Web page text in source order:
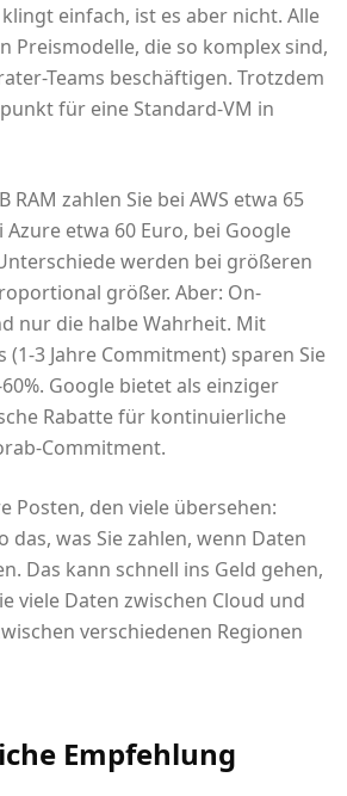
einfach, ist es aber nicht. Alle
Preismodelle, die so komplex sind,
Teams beschäftigen. Trotzdem
für eine Standard-VM in
RAM zahlen Sie bei AWS etwa 65
etwa 60 Euro, bei Google
werden bei größeren
größer. Aber: On-
nur die halbe Wahrheit. Mit
(1-3 Jahre Commitment) sparen Sie
Google bietet als einziger
Rabatte für kontinuierliche
Commitment.
Posten, den viele übersehen:
das, was Sie zahlen, wenn Daten
Das kann schnell ins Geld gehen,
viele Daten zwischen Cloud und
verschiedenen Regionen
Empfehlung